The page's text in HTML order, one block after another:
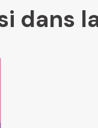
Place
dans